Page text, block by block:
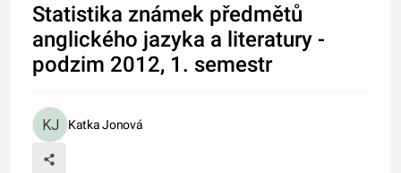
Statistika známek předmětů
anglického jazyka a literatury -
podzim 2012, 1. semestr
Katka Jonová